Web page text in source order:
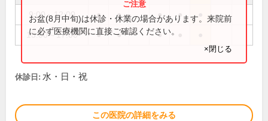
9:00～12:00 ● ● ● ●
15:00～17:00 ● ● ●
お盆(8月中旬)は休診・休業の場合があります。来院前
に必ず医療機関に直接ご確認ください。
×閉じる
休診日: 水・日・祝
この医院の詳細をみる